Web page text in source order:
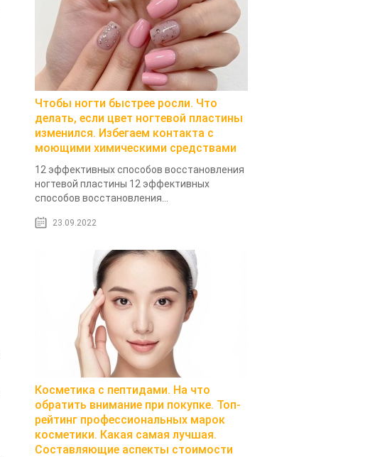
Чтобы ногти быстрее росли. Что
делать, если цвет ногтевой пластины
изменился. Избегаем контакта с
моющими химическими средствами
12 эффективных способов восстановления
ногтевой пластины 12 эффективных
способов восстановления...
23.09.2022
Косметика с пептидами. На что
обратить внимание при покупке. Топ-
рейтинг профессиональных марок
косметики. Какая самая лучшая.
Составляющие аспекты стоимости